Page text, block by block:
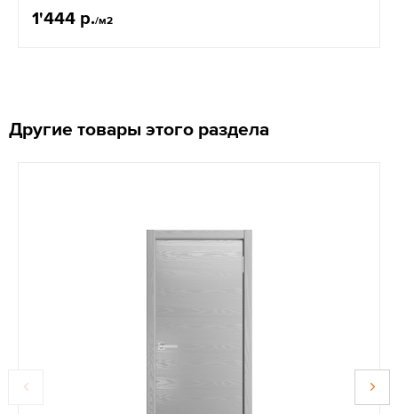
1'444 р./м2
Другие товары этого раздела